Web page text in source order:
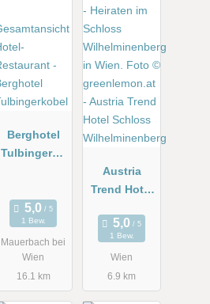
Berghotel
Tulbingerko
1 Bew.
Mauerbach bei
Wien
16.1 km
Austria
Trend Hotel
Wilhelminen
berg
1 Bew.
Wien
6.9 km